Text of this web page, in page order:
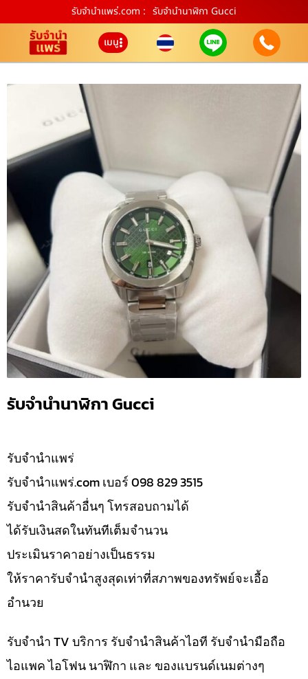
รับจํานําแพร่.com : รับจำนำนาฬิกา Gucci
เมนู
รับจำนำนาฬิกา Gucci
รับจํานำแพร่
รับจํานําแพร่.com เบอร์ 098 829 3515
รับจำนำสินค้าอื่นๆ โทรสอบถามได้
ได้รับเงินสดในทันทีเต็มจำนวน
ประเมินราคาอย่างเป็นธรรม
ให้ราคารับจำนำสูงสุดเท่าที่สภาพของทรัพย์จะเอื้อ
อำนวย
รับจำนำ TV บริการ รับจำนำสินค้าไอที รับจำนำมือถือ
ไอแพค ไอโฟน นาฬิกา และ ของแบรนด์เนมต่างๆ